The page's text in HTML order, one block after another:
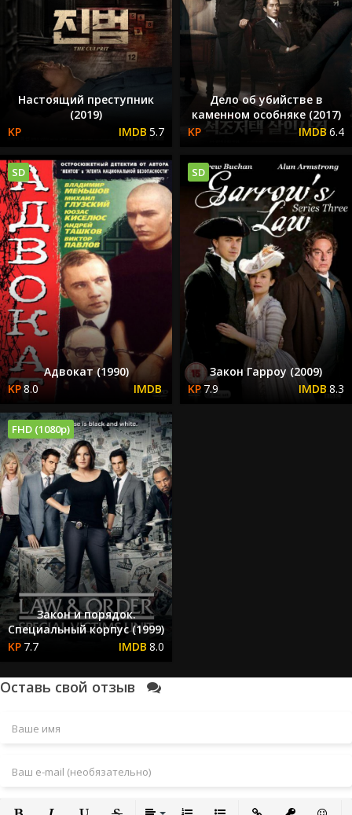
Настоящий преступник
(2019)
5.7
Дело об убийстве в
каменном особняке (2017)
6.4
SD
Адвокат (1990)
8.0
SD
Закон Гарроу (2009)
7.9
8.3
FHD (1080p)
Закон и порядок.
Специальный корпус (1999)
7.7
8.0
Оставь свой отзыв